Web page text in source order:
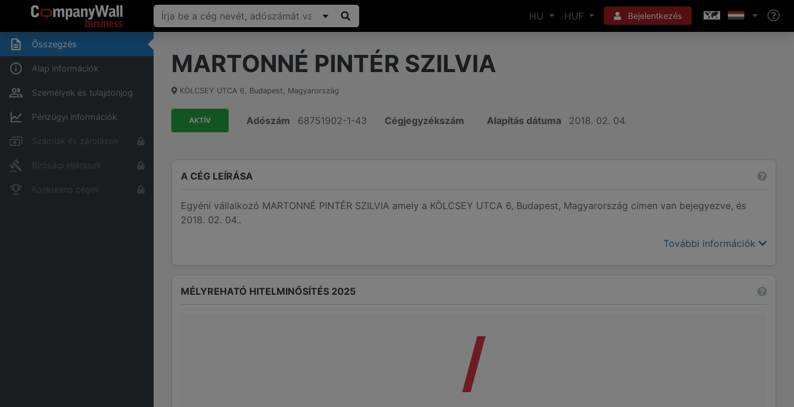
HU HUF Bejelentkezés
Összegzés
Alap információk
Személyek és tulajdonjog
Pénzügyi információk
Számlák és zárolások
Bírósági eljárások
Konkurens cégek
MARTONNÉ PINTÉR SZILVIA
KÖLCSEY UTCA 6, Budapest, Magyarország
AKTÍV Adószám 68751902-1-43 Cégjegyzékszám Alapítás dátuma 2018. 02. 04.
A CÉG LEÍRÁSA
Egyéni vállalkozó MARTONNÉ PINTÉR SZILVIA amely a KÖLCSEY UTCA 6, Budapest, Magyarország címen van bejegyezve, és
2018. 02. 04..
További információk
MÉLYREHATÓ HITELMINŐSÍTÉS 2025
/